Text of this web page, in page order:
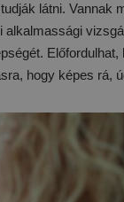
látni. Vannak
Előfordulhat,
hogy képes rá,